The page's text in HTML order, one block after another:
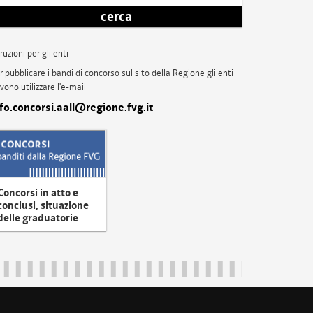
cerca
per gli enti
pubblicare i bandi di concorso sul sito della Regione gli enti
utilizzare l'e-mail
in atto e
situazione
graduatorie